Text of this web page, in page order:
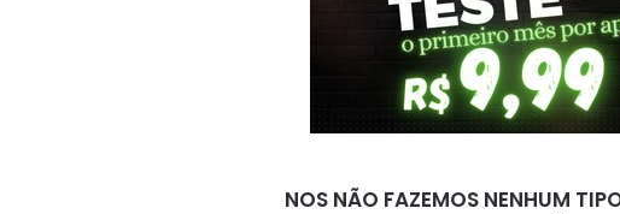
NOS NÃO FAZEMOS NENHUM